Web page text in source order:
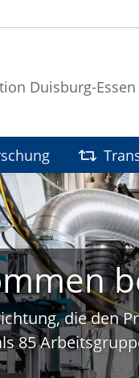
Duisburg-Essen
die den
85